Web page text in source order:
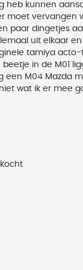
heb kunnen
moet vervangen
paar dingetjes
uit elkaar
tamiya
in de M01
een M04 Mazda
wat ik er mee